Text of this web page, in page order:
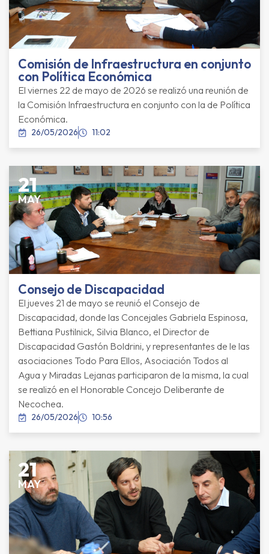
Comisión de Infraestructura en conjunto
con Política Económica
El viernes 22 de mayo de 2026 se realizó una reunión de
la Comisión Infraestructura en conjunto con la de Política
Económica.
26/05/2026 11:02
21
MAY
Consejo de Discapacidad
El jueves 21 de mayo se reunió el Consejo de
Discapacidad, donde las Concejales Gabriela Espinosa,
Bettiana Pustilnick, Silvia Blanco, el Director de
Discapacidad Gastón Boldrini, y representantes de le las
asociaciones Todo Para Ellos, Asociación Todos al
Agua y Miradas Lejanas participaron de la misma, la cual
se realizó en el Honorable Concejo Deliberante de
Necochea.
26/05/2026 10:56
21
MAY